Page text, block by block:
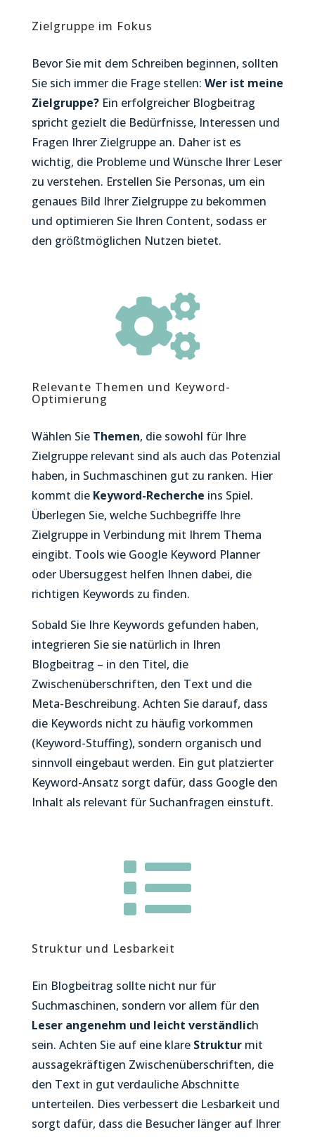
Zielgruppe im Fokus
Bevor Sie mit dem Schreiben beginnen, sollten
Sie sich immer die Frage stellen: Wer ist meine
Zielgruppe?Ein erfolgreicher Blogbeitrag
spricht gezielt die Bedürfnisse, Interessen und
Fragen Ihrer Zielgruppe an. Daher ist es
wichtig, die Probleme und Wünsche Ihrer Leser
zu verstehen. Erstellen Sie Personas, um ein
genaues Bild Ihrer Zielgruppe zu bekommen
und optimieren Sie Ihren Content, sodass er
den größtmöglichen Nutzen bietet.

Relevante Themen und Keyword-
Optimierung
Wählen Sie Themen, die sowohl für Ihre
Zielgruppe relevant sind als auch das Potenzial
haben, in Suchmaschinen gut zu ranken. Hier
kommt die Keyword-Recherche ins Spiel.
Überlegen Sie, welche Suchbegriffe Ihre
Zielgruppe in Verbindung mit Ihrem Thema
eingibt. Tools wie Google Keyword Planner
oder Ubersuggest helfen Ihnen dabei, die
richtigen Keywords zu finden.
Sobald Sie Ihre Keywords gefunden haben,
integrieren Sie sie natürlich in Ihren
Blogbeitrag – in den Titel, die
Zwischenüberschriften, den Text und die
Meta-Beschreibung. Achten Sie darauf, dass
die Keywords nicht zu häufig vorkommen
(Keyword-Stuffing), sondern organisch und
sinnvoll eingebaut werden. Ein gut platzierter
Keyword-Ansatz sorgt dafür, dass Google den
Inhalt als relevant für Suchanfragen einstuft.

Struktur und Lesbarkeit
Ein Blogbeitrag sollte nicht nur für
Suchmaschinen, sondern vor allem für den
Leser angenehm und leicht verständlich
sein. Achten Sie auf eine klare Strukturmit
aussagekräftigen Zwischenüberschriften, die
den Text in gut verdauliche Abschnitte
unterteilen. Dies verbessert die Lesbarkeit und
sorgt dafür, dass die Besucher länger auf Ihrer